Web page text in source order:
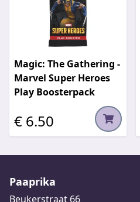
Magic: The Gathering -
Marvel Super Heroes
Play Boosterpack
€ 6.50
Paaprika
Beukerstraat 66